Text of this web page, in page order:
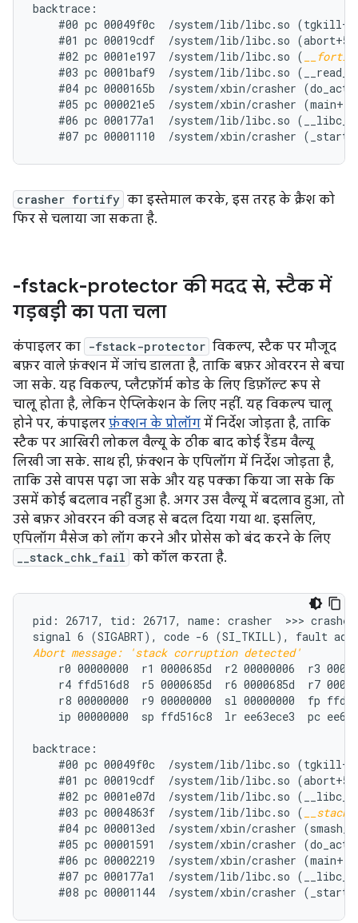
backtrace:
#00 pc 00049f0c  /system/lib/libc.so
#01 pc 00019cdf  /system/lib/libc.so
    #02 pc 0001e197  /system/lib/libc.so (
#03 pc 0001baf9  /system/lib/libc.so
#04 pc 0000165b  /system/xbin/crasher
#05 pc 000021e5  /system/xbin/crasher
#06 pc 000177a1  /system/lib/libc.so
crasher fortify का इस्तेमाल करके, इस तरह के क्रैश को
फिर से चलाया जा सकता है.
-fstack-protector की मदद से, स्टैक में
गड़बड़ी का पता चला
कंपाइलर का -fstack-protector विकल्प, स्टैक पर मौजूद
बफ़र वाले फ़ंक्शन में जांच डालता है, ताकि बफ़र ओवररन से बचा
जा सके. यह विकल्प, प्लैटफ़ॉर्म कोड के लिए डिफ़ॉल्ट रूप से
चालू होता है, लेकिन ऐप्लिकेशन के लिए नहीं. यह विकल्प चालू
होने पर, कंपाइलर फ़ंक्शन के प्रोलॉग में निर्देश जोड़ता है, ताकि
स्टैक पर आखिरी लोकल वैल्यू के ठीक बाद कोई रैंडम वैल्यू
लिखी जा सके. साथ ही, फ़ंक्शन के एपिलॉग में निर्देश जोड़ता है,
ताकि उसे वापस पढ़ा जा सके और यह पक्का किया जा सके कि
उसमें कोई बदलाव नहीं हुआ है. अगर उस वैल्यू में बदलाव हुआ, तो
उसे बफ़र ओवररन की वजह से बदल दिया गया था. इसलिए,
एपिलॉग मैसेज को लॉग करने और प्रोसेस को बंद करने के लिए
__stack_chk_fail को कॉल करता है.
pid: 26717, tid: 26717, name: crasher  >>> crasher
Abort message: 'stack corruption detected'
r0 00000000  r1 0000685d  r2 00000006  r3
r4 ffd516d8  r5 0000685d  r6 0000685d  r7
r8 00000000  r9 00000000  sl 00000000  fp
ip 00000000  sp ffd516c8  lr ee63ece3  pc
backtrace:
#00 pc 00049f0c  /system/lib/libc.so
#01 pc 00019cdf  /system/lib/libc.so
#02 pc 0001e07d  /system/lib/libc.so
    #03 pc 0004863f  /system/lib/libc.so (
#04 pc 000013ed  /system/xbin/crasher
#05 pc 00001591  /system/xbin/crasher
#06 pc 00002219  /system/xbin/crasher
#07 pc 000177a1  /system/lib/libc.so